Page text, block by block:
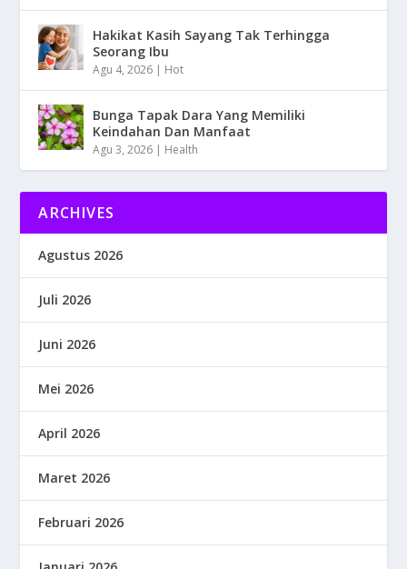
Hakikat Kasih Sayang Tak Terhingga
Seorang Ibu
Agu 4, 2026 | Hot
Bunga Tapak Dara Yang Memiliki
Keindahan Dan Manfaat
Agu 3, 2026 | Health
ARCHIVES
Agustus 2026
Juli 2026
Juni 2026
Mei 2026
April 2026
Maret 2026
Februari 2026